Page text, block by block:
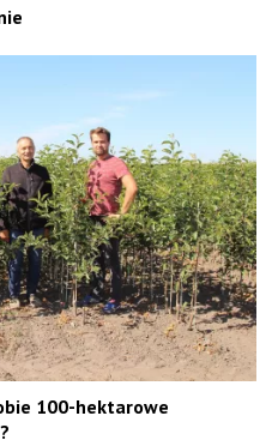
100-hektarowe